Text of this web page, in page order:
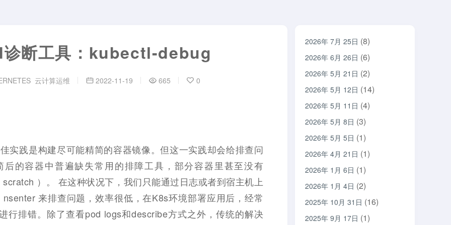
断工具：kubectl-debug
云计算运维 2022-11-19 665 0
实践是构建尽可能精简的容器镜像。但这一实践却会给排查问
后的容器中普遍缺失常用的排障工具，部分容器里甚至没有
）。 在这种状况下，我们只能通过日志或者到宿主机上
来排查问题，效率很低，在K8s环境部署应用后，经常
行排错。除了查看pod logs和describe方式之外，传统的解决
2026年 7月 25日 (8)
2026年 6月 26日 (6)
2026年 5月 21日 (2)
2026年 5月 12日 (14)
2026年 5月 11日 (4)
2026年 5月 8日 (3)
2026年 5月 5日 (1)
2026年 4月 21日 (1)
2026年 1月 6日 (1)
2026年 1月 4日 (2)
2025年 10月 31日 (16)
2025年 9月 17日 (1)